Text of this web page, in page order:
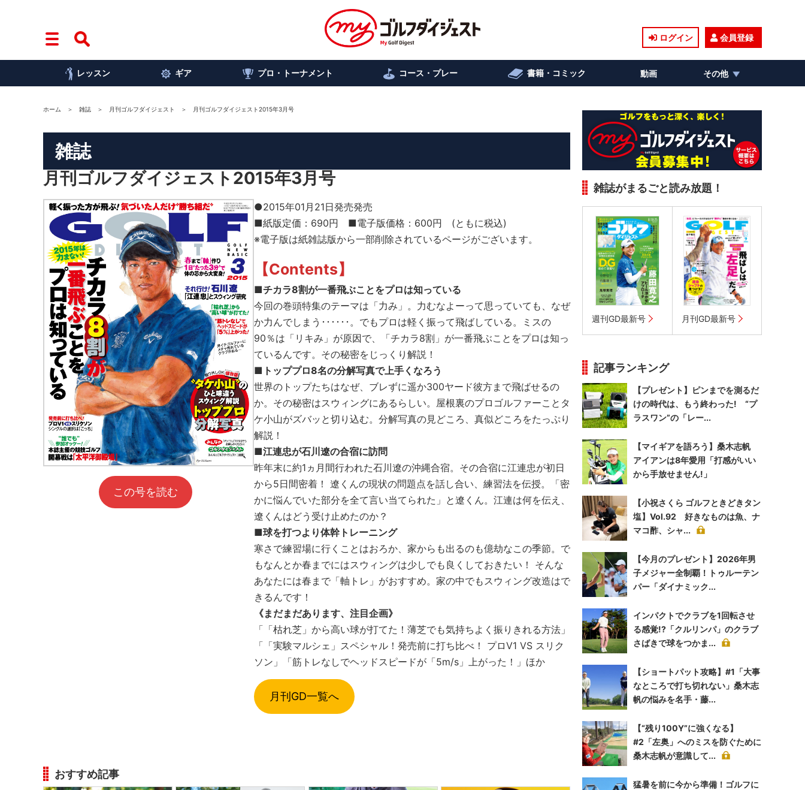
ログイン 会員登録
レッスン ギア プロ・トーナメント コース・プレー 書籍・コミック 動画 その他
ホーム 雑誌 月刊ゴルフダイジェスト 月刊ゴルフダイジェスト2015年3月号
雑誌
月刊ゴルフダイジェスト2015年3月号
この号を読む
●2015年01月21日発売発売
■紙版定価：690円 ■電子版価格：600円 (ともに税込)
※電子版は紙雑誌版から一部削除されているページがございます。
【Contents】
■チカラ8割が一番飛ぶことをプロは知っている
今回の巻頭特集のテーマは「力み」。力むなよーって思っていても、なぜ
か力んでしまう･･････。でもプロは軽く振って飛ばしている。ミスの
90％は「リキみ」が原因で、「チカラ8割」が一番飛ぶことをプロは知っ
ているんです。その秘密をじっくり解説！
■トッププロ8名の分解写真で上手くなろう
世界のトップたちはなぜ、ブレずに遥か300ヤード彼方まで飛ばせるの
か。その秘密はスウィングにあるらしい。屋根裏のプロゴルファーことタ
ケ小山がズバッと切り込む。分解写真の見どころ、真似どころをたっぷり
解説！
■江連忠が石川遼の合宿に訪問
昨年末に約1ヵ月間行われた石川遼の沖縄合宿。その合宿に江連忠が初日
から5日間密着！ 遼くんの現状の問題点を話し合い、練習法を伝授。「密
かに悩んでいた部分を全て言い当てられた」と遼くん。江連は何を伝え、
遼くんはどう受け止めたのか？
■球を打つより体幹トレーニング
寒さで練習場に行くことはおろか、家からも出るのも億劫なこの季節。で
もなんとか春までにはスウィングは少しでも良くしておきたい！ そんな
あなたには春まで「軸トレ」がおすすめ。家の中でもスウィング改造はで
きるんです！
《まだまだあります、注目企画》
「「枯れ芝」から高い球が打てた！薄芝でも気持ちよく振りきれる方法」
「「実験マルシェ」スペシャル！発売前に打ち比べ！ プロV1 VS スリク
ソン」「筋トレなしでヘッドスピードが「5m/s」上がった！」ほか
月刊GD一覧へ
おすすめ記事
雑誌がまるごと読み放題！
週刊GD最新号 月刊GD最新号
記事ランキング
【プレゼント】ピンまでを測るだ
けの時代は、もう終わった! “プ
ラスワン”の「レー...
【マイギアを語ろう】桑木志帆
アイアンは8年愛用「打感がいい
から手放せません!」
【小祝さくら ゴルフときどきタン
塩】Vol.92 好きなものは魚、ナ
マコ酢、シャ...
【今月のプレゼント】2026年男
子メジャー全制覇！トゥルーテン
パー「ダイナミック...
インパクトでクラブを1回転させ
る感覚!?「クルリンパ」のクラブ
さばきで球をつかま...
【ショートパット攻略】#1「大事
なところで打ち切れない」桑木志
帆の悩みを名手・藤...
【“残り100Y”に強くなる】
#2「左奥」へのミスを防ぐために
桑木志帆が意識して...
猛暑を前に今から準備！ゴルフに